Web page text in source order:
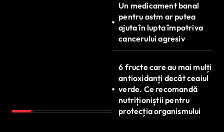
Un medicament banal
pentru astm ar putea
ajuta în lupta împotriva
cancerului agresiv
6 fructe care au mai mulți
antioxidanți decât ceaiul
verde. Ce recomandă
nutriționiștii pentru
protecția organismului